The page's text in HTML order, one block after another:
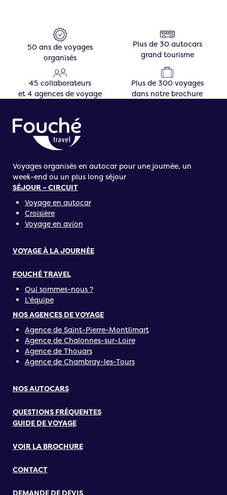
50 ans de voyages
organisés
Plus de 30 autocars
grand tourisme
45 collaborateurs
et 4 agences de voyage
Plus de 300 voyages
dans notre brochure
Voyages organisés en autocar pour une journée, un
week-end ou un plus long séjour
SÉJOUR – CIRCUIT
Voyage en autocar
Croisière
Voyage en avion
VOYAGE À LA JOURNÉE
FOUCHÉ TRAVEL
Qui sommes-nous ?
L’équipe
NOS AGENCES DE VOYAGE
Agence de Saint-Pierre-Montlimart
Agence de Chalonnes-sur-Loire
Agence de Thouars
Agence de Chambray-les-Tours
NOS AUTOCARS
QUESTIONS FRÉQUENTES
GUIDE DE VOYAGE
VOIR LA BROCHURE
CONTACT
DEMANDE DE DEVIS